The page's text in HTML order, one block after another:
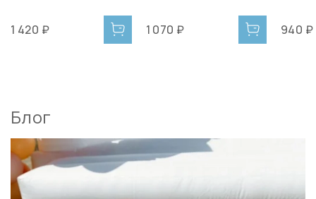
1 420 ₽ 1 070 ₽ 940 ₽
Блог